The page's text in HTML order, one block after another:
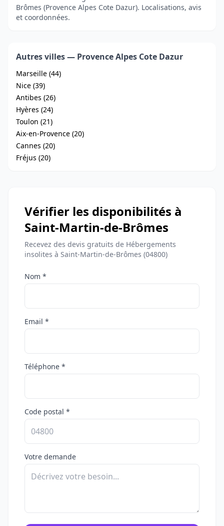
Brômes (Provence Alpes Cote Dazur). Localisations, avis
et coordonnées.
Autres villes — Provence Alpes Cote Dazur
Marseille (44)
Nice (39)
Antibes (26)
Hyères (24)
Toulon (21)
Aix-en-Provence (20)
Cannes (20)
Fréjus (20)
Vérifier les disponibilités à
Saint-Martin-de-Brômes
Recevez des devis gratuits de Hébergements
insolites à Saint-Martin-de-Brômes (04800)
Nom *
Email *
Téléphone *
Code postal *
Votre demande